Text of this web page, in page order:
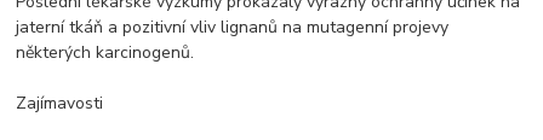
jaterní tkáň a pozitivní vliv lignanů na mutagenní projevy
některých karcinogenů.
Zajímavosti